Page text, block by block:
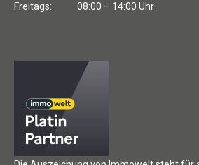
Freitags: 08:00 – 14:00 Uhr